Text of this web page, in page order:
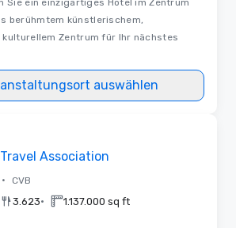
berühmtem künstlerischem,
Zentrum für Ihr nächstes
auswählen
Association
• CVB
3.623• 1.137.000 sq ft